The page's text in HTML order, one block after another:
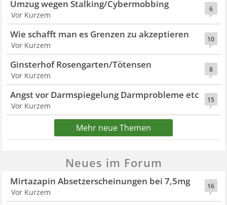
6
Umzug wegen Stalking/Cybermobbing
Vor Kurzem
10
Wie schafft man es Grenzen zu akzeptieren
Vor Kurzem
8
Ginsterhof Rosengarten/Tötensen
Vor Kurzem
15
Angst vor Darmspiegelung Darmprobleme etc
Vor Kurzem
Mehr neue Themen
Neues im Forum
16
Mirtazapin Absetzerscheinungen bei 7,5mg
Vor Kurzem